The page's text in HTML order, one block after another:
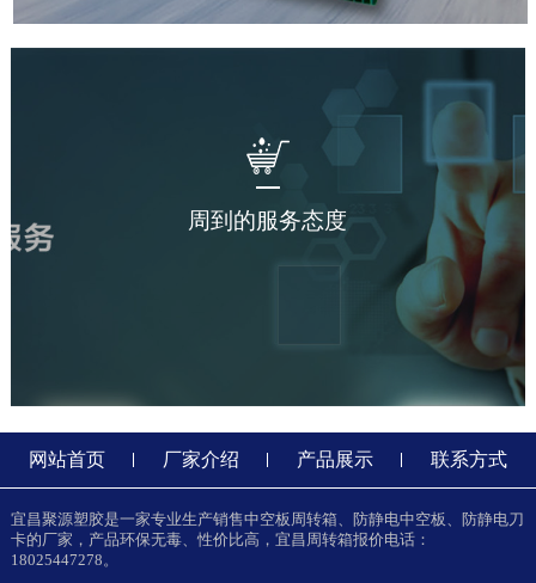
周到的服务态度
网站首页 厂家介绍 产品展示 联系方式
宜昌聚源塑胶是一家专业生产销售中空板周转箱、防静电中空板、防静电刀
卡的厂家，产品环保无毒、性价比高，宜昌周转箱报价电话：
18025447278。